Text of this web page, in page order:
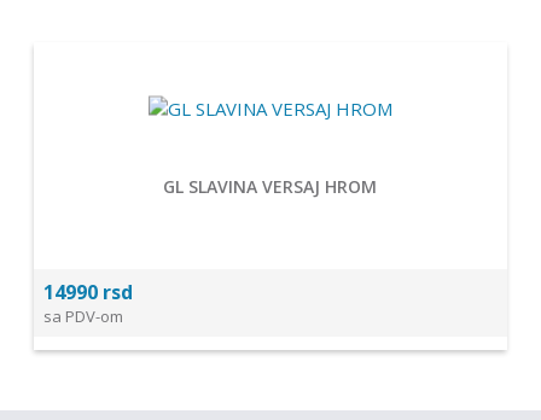
GL SLAVINA VERSAJ HROM
14990 rsd
sa PDV-om